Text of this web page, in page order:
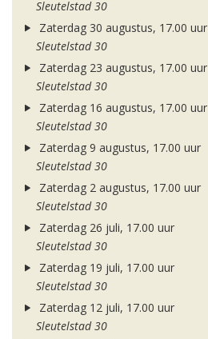
Sleutelstad 30
Zaterdag 30 augustus, 17.00 uur
Sleutelstad 30
Zaterdag 23 augustus, 17.00 uur
Sleutelstad 30
Zaterdag 16 augustus, 17.00 uur
Sleutelstad 30
Zaterdag 9 augustus, 17.00 uur
Sleutelstad 30
Zaterdag 2 augustus, 17.00 uur
Sleutelstad 30
Zaterdag 26 juli, 17.00 uur
Sleutelstad 30
Zaterdag 19 juli, 17.00 uur
Sleutelstad 30
Zaterdag 12 juli, 17.00 uur
Sleutelstad 30